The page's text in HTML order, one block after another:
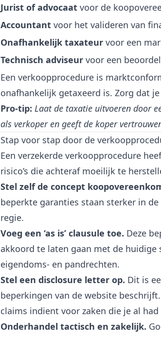
Jurist of advocaat voor de
Accountant voor het valideren van
Onafhankelijk taxateur voor een
Technisch adviseur voor een
Een verkoopprocedure is
onafhankelijk getaxeerd is. Zorg dat
Pro-tip: Laat de taxatie uitvoeren door
als verkoper en geeft de koper
Stap voor stap door de
Een verzekerde verkoopprocedure
risico’s die achteraf moeilijk te
Stel zelf de concept
beperkte garanties staan sterker in
regie.
Voeg een ‘as is’ clausule toe. Deze
akkoord te laten gaan met de
eigendoms- en pandrechten.
Stel een disclosure letter op. Dit is
beperkingen van de website
claims indient voor zaken die je al
Onderhandel tactisch en zakelijk.